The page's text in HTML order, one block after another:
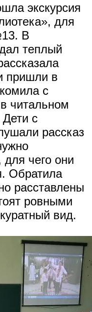
экскурсия
для
В
теплый
пришли в
с
читальном
с
рассказ
чего они
Обратила
расставлены
ровными
вид.